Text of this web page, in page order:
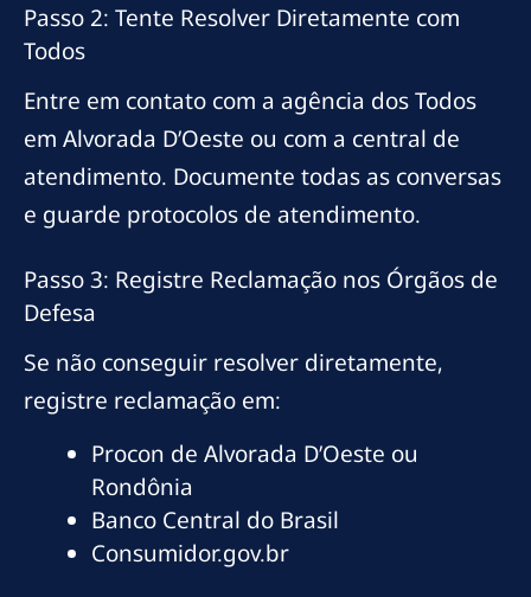
Passo 2: Tente Resolver Diretamente com
Todos
Entre em contato com a agência dos Todos
em Alvorada D’Oeste ou com a central de
atendimento. Documente todas as conversas
e guarde protocolos de atendimento.
Passo 3: Registre Reclamação nos Órgãos de
Defesa
Se não conseguir resolver diretamente,
registre reclamação em:
Procon de Alvorada D’Oeste ou
Rondônia
Banco Central do Brasil
Consumidor.gov.br